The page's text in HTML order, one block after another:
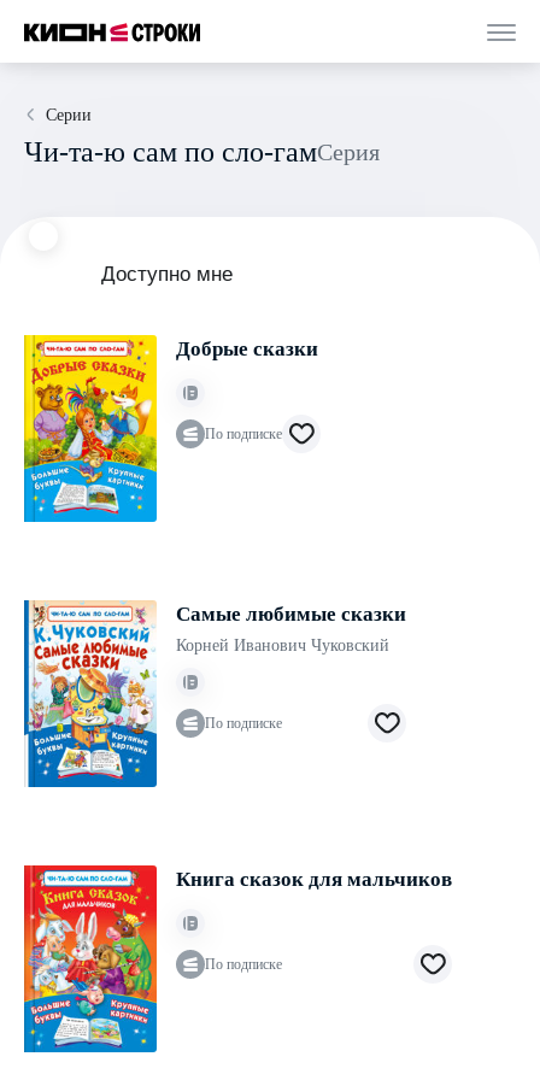
Серии
Чи-та-ю сам по сло-гам Серия
Доступно мне
Добрые сказки
По подписке
Самые любимые сказки
Корней Иванович Чуковский
По подписке
Книга сказок для мальчиков
По подписке